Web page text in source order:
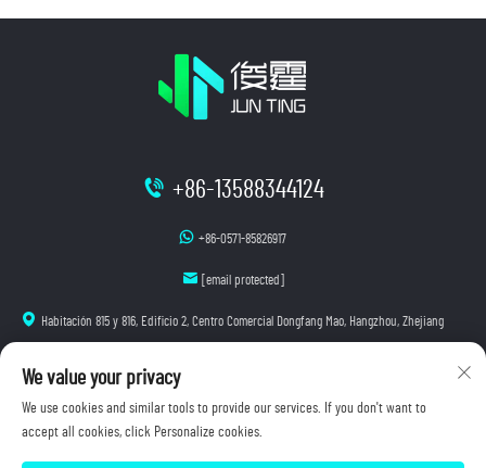
+86-13588344124
+86-0571-85826917
[email protected]
Habitación 815 y 816, Edificio 2, Centro Comercial Dongfang Mao, Hangzhou, Zhejiang
We value your privacy
We use cookies and similar tools to provide our services. If you don't want to
accept all cookies, click Personalize cookies.